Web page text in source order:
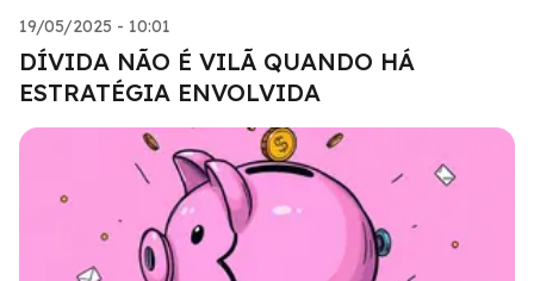
19/05/2025 - 10:01
DÍVIDA NÃO É VILÃ QUANDO HÁ
ESTRATÉGIA ENVOLVIDA